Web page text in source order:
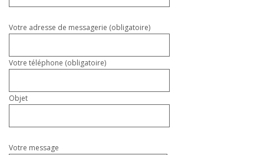
vide.
Votre adresse de messagerie (obligatoire)
Votre téléphone (obligatoire)
Objet
Votre message